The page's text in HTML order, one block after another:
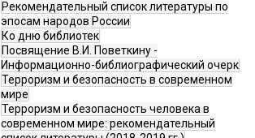
Рекомендательный список литературы по
эпосам народов России
Ко дню библиотек
Посвящение В.И. Поветкину -
Информационно-библиографический очерк
Терроризм и безопасность в современном
мире
Терроризм и безопасность человека в
современном мире: рекомендательный